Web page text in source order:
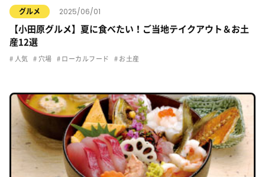
グルメ 2025/06/01
【小田原グルメ】夏に食べたい！ご当地テイクアウト＆お土
産12選
人気 穴場 ローカルフード お土産